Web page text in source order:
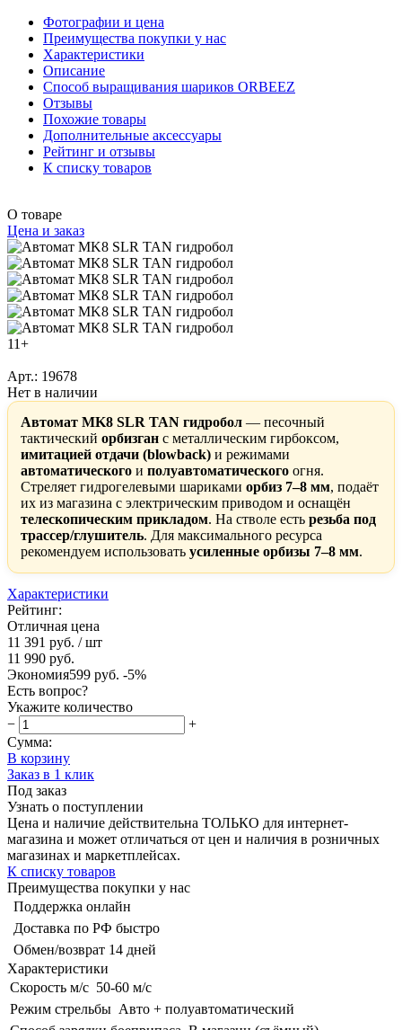
Фотографии и цена
Преимущества покупки у нас
Характеристики
Описание
Способ выращивания шариков ORBEEZ
Отзывы
Похожие товары
Дополнительные аксессуары
Рейтинг и отзывы
К списку товаров
О товаре
Цена и заказ
11+
Арт.: 19678
Нет в наличии
Автомат MK8 SLR TAN гидробол — песочный
тактический орбизган с металлическим гирбоксом,
имитацией отдачи (blowback) и режимами
автоматического и полуавтоматического огня.
Стреляет гидрогелевыми шариками орбиз 7–8 мм, подаёт
их из магазина с электрическим приводом и оснащён
телескопическим прикладом. На стволе есть резьба под
трассер/глушитель. Для максимального ресурса
рекомендуем использовать усиленные орбизы 7–8 мм.
Характеристики
Рейтинг:
Отличная цена
11 391 руб. / шт
11 990 руб.
Экономия599 руб. -5%
Есть вопрос?
Укажите количество
−
+
Сумма:
В корзину
Заказ в 1 клик
Под заказ
Узнать о поступлении
Цена и наличие действительна ТОЛЬКО для интернет-
магазина и может отличаться от цен и наличия в розничных
магазинах и маркетплейсах.
К списку товаров
Преимущества покупки у нас
Поддержка онлайн
Доставка по РФ быстро
Обмен/возврат 14 дней
Характеристики
Скорость м/с 50-60 м/с
Режим стрельбы Авто + полуавтоматический